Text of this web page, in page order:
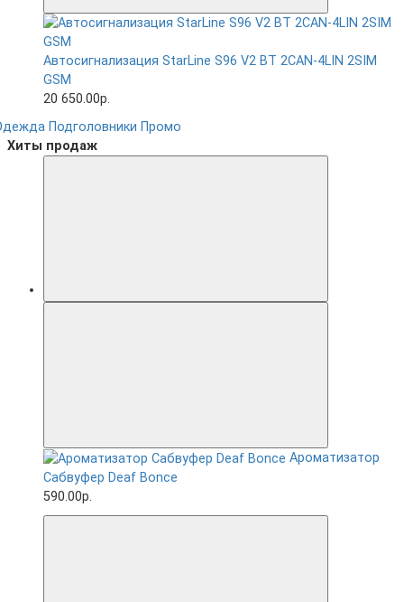
Автосигнализация StarLine S96 V2 BT 2CAN-4LIN 2SIM
GSM
20 650.00р.
Подголовники Промо
Хиты продаж
Ароматизатор
Сабвуфер Deaf Bonce
590.00р.